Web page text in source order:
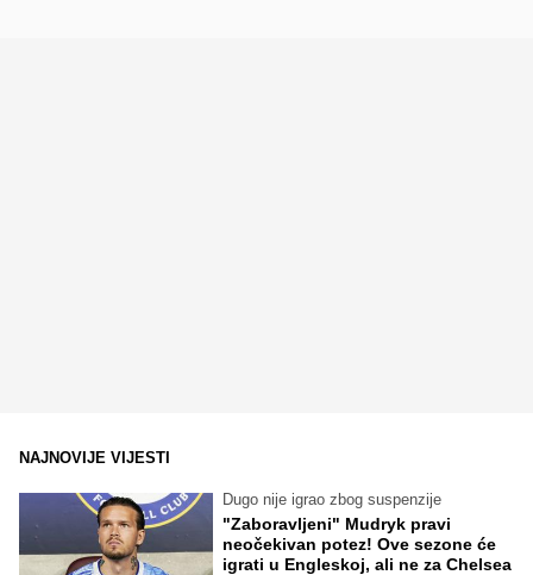
NAJNOVIJE VIJESTI
Dugo nije igrao zbog suspenzije
"Zaboravljeni" Mudryk pravi
neočekivan potez! Ove sezone će
igrati u Engleskoj, ali ne za Chelsea